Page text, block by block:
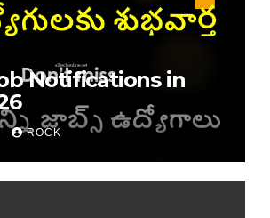
Notifications in
ROCK